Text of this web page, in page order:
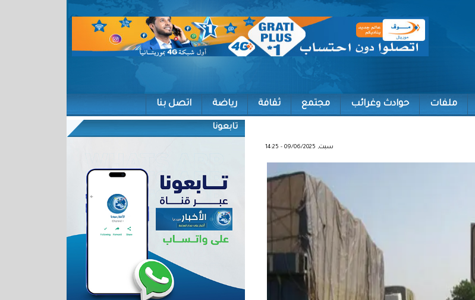
ملفات حوادث وغرائب مجتمع ثقافة رياضة اتصل بنا
سبت, 09/06/2025 - 14:25
تابعونا